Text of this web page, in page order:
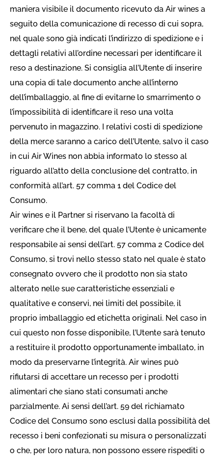
maniera visibile il documento ricevuto da Air wines a
seguito della comunicazione di recesso di cui sopra,
nel quale sono già indicati l’indirizzo di spedizione e i
dettagli relativi all’ordine necessari per identificare il
reso a destinazione. Si consiglia all’Utente di inserire
una copia di tale documento anche all’interno
dell’imballaggio, al fine di evitarne lo smarrimento o
l’impossibilità di identificare il reso una volta
pervenuto in magazzino. I relativi costi di spedizione
della merce saranno a carico dell’Utente, salvo il caso
in cui Air Wines non abbia informato lo stesso al
riguardo all’atto della conclusione del contratto, in
conformità all’art. 57 comma 1 del Codice del
Consumo.
Air wines e il Partner si riservano la facoltà di
verificare che il bene, del quale l’Utente è unicamente
responsabile ai sensi dell’art. 57 comma 2 Codice del
Consumo, si trovi nello stesso stato nel quale è stato
consegnato ovvero che il prodotto non sia stato
alterato nelle sue caratteristiche essenziali e
qualitative e conservi, nei limiti del possibile, il
proprio imballaggio ed etichetta originali. Nel caso in
cui questo non fosse disponibile, l’Utente sarà tenuto
a restituire il prodotto opportunamente imballato, in
modo da preservarne l’integrità. Air wines può
rifiutarsi di accettare un recesso per i prodotti
alimentari che siano stati consumati anche
parzialmente. Ai sensi dell’art. 59 del richiamato
Codice del Consumo sono esclusi dalla possibilità del
recesso i beni confezionati su misura o personalizzati
o che, per loro natura, non possono essere rispediti o